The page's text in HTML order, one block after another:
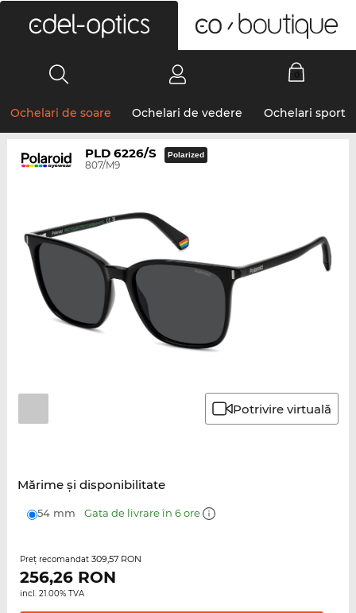
Ochelari de soare Ochelari de vedere Ochelari sport
PLD 6226/S
807/M9
Polarized
Potrivire virtuală
Mărime şi disponibilitate
54 mm Gata de livrare în 6 ore
Preţ recomandat 309,57 RON
256,26RON
incl. 21.00% TVA